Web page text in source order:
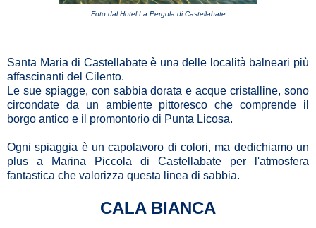
Foto dal Hotel La Pergola di Castellabate
Santa Maria di Castellabate è una delle località balneari più
affascinanti del Cilento.
Le sue spiagge, con sabbia dorata e acque cristalline, sono
circondate da un ambiente pittoresco che comprende il
borgo antico e il promontorio di Punta Licosa.
Ogni spiaggia è un capolavoro di colori, ma dedichiamo un
plus a Marina Piccola di Castellabate per l'atmosfera
fantastica che valorizza questa linea di sabbia.
CALA BIANCA